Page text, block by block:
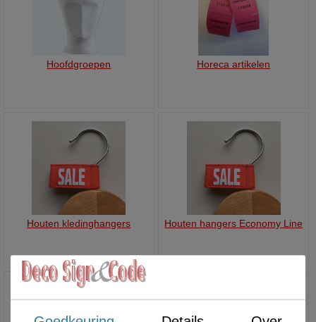
Hoofdgroepen Horeca artikelen
Houten kledinghangers Houten hangers Economy Line